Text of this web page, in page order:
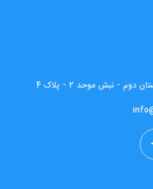
- نبش موحد 2 - پلاک 4